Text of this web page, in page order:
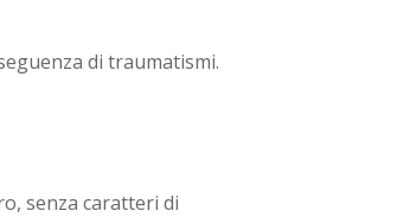
di traumatismi.
senza caratteri di